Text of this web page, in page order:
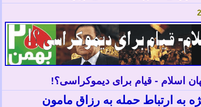
اسلام - قیام برای دیموکراسی؟!
به ارتباط حمله به رزاق مامون